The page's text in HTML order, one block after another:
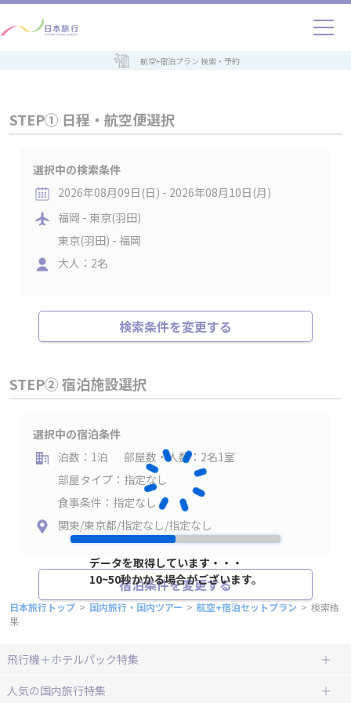
航空+宿泊プラン 検索・予約
データを取得しています・・・
10~50秒かかる場合がございます。
STEP① 日程・航空便選択
選択中の検索条件
2026年08月09日(日) - 2026年08月10日(月)
福岡 - 東京(羽田)
東京(羽田) - 福岡
大人：2名
検索条件を変更する
STEP② 宿泊施設選択
選択中の宿泊条件
泊数：1泊
部屋数・人数：2名1室
部屋タイプ：指定なし
食事条件：指定なし
関東/東京都/指定なし/指定なし
宿泊条件を変更する
日本旅行トップ > 国内旅行・国内ツアー > 航空+宿泊セットプラン > 検索結
果
飛行機＋ホテルパック特集
赤い風船ダイナミックパッケージ
ＪＡＬで行く飛行機+ホテルパック
人気の国内旅行特集